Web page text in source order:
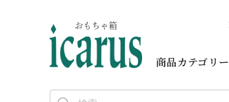
商品カテゴリー